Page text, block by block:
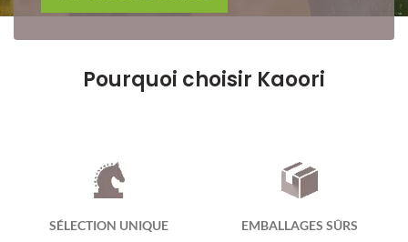
Pourquoi choisir Kaoori
SÉLECTION UNIQUE EMBALLAGES SÛRS